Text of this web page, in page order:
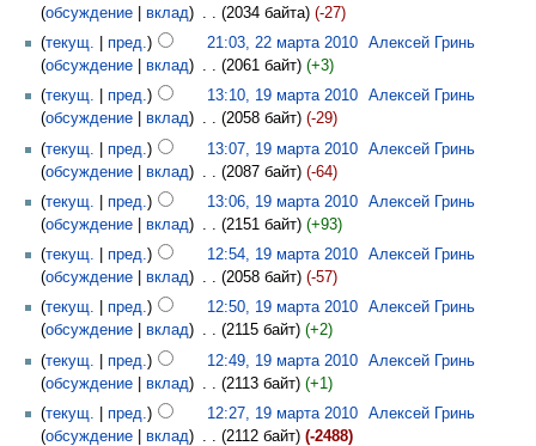
обсуждение
вклад 2034 байта
-27
текущ.
пред. 21:03, 22 марта 2010
Алексей Гринь
обсуждение
вклад 2061 байт
+3
текущ.
пред. 13:10, 19 марта 2010
Алексей Гринь
обсуждение
вклад 2058 байт
-29
текущ.
пред. 13:07, 19 марта 2010
Алексей Гринь
обсуждение
вклад 2087 байт
-64
текущ.
пред. 13:06, 19 марта 2010
Алексей Гринь
обсуждение
вклад 2151 байт
+93
текущ.
пред. 12:54, 19 марта 2010
Алексей Гринь
обсуждение
вклад 2058 байт
-57
текущ.
пред. 12:50, 19 марта 2010
Алексей Гринь
обсуждение
вклад 2115 байт
+2
текущ.
пред. 12:49, 19 марта 2010
Алексей Гринь
обсуждение
вклад 2113 байт
+1
текущ.
пред. 12:27, 19 марта 2010
Алексей Гринь
обсуждение
вклад 2112 байт -2488